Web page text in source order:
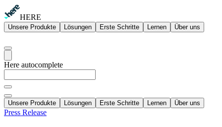
HERE
Unsere Produkte Lösungen Erste Schritte Lernen Über uns
Here autocomplete
Unsere Produkte Lösungen Erste Schritte Lernen Über uns
Press Release